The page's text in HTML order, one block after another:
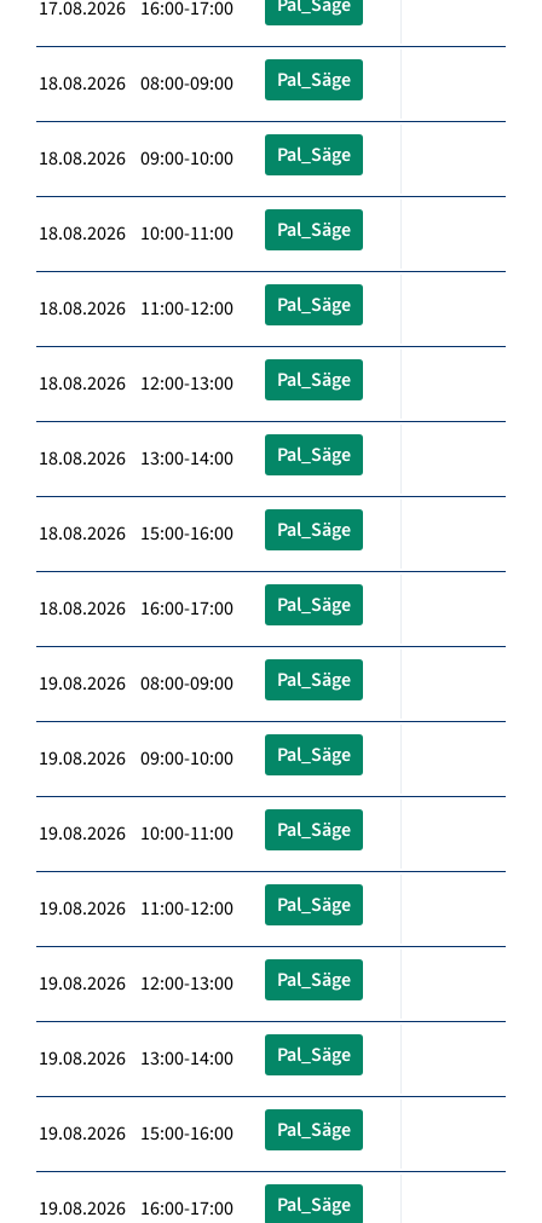
17.08.2026 16:00-17:00
18.08.2026 08:00-09:00 Pal_Säge
18.08.2026 09:00-10:00 Pal_Säge
18.08.2026 10:00-11:00 Pal_Säge
18.08.2026 11:00-12:00 Pal_Säge
18.08.2026 12:00-13:00 Pal_Säge
18.08.2026 13:00-14:00 Pal_Säge
18.08.2026 15:00-16:00 Pal_Säge
18.08.2026 16:00-17:00 Pal_Säge
19.08.2026 08:00-09:00 Pal_Säge
19.08.2026 09:00-10:00 Pal_Säge
19.08.2026 10:00-11:00 Pal_Säge
19.08.2026 11:00-12:00 Pal_Säge
19.08.2026 12:00-13:00 Pal_Säge
19.08.2026 13:00-14:00 Pal_Säge
19.08.2026 15:00-16:00 Pal_Säge
19.08.2026 16:00-17:00 Pal_Säge